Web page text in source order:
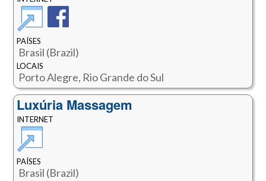
PAÍSES
Brasil (Brazil)
LOCAIS
Porto Alegre, Rio Grande do Sul
Luxúria Massagem
INTERNET
PAÍSES
Brasil (Brazil)